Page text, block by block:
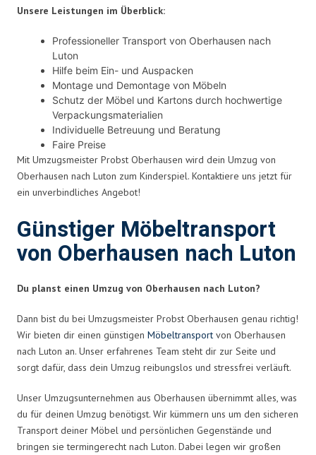
Unsere Leistungen im Überblick:
Professioneller Transport von Oberhausen nach
Luton
Hilfe beim Ein- und Auspacken
Montage und Demontage von Möbeln
Schutz der Möbel und Kartons durch hochwertige
Verpackungsmaterialien
Individuelle Betreuung und Beratung
Faire Preise
Mit Umzugsmeister Probst Oberhausen wird dein Umzug von
Oberhausen nach Luton zum Kinderspiel. Kontaktiere uns jetzt für
ein unverbindliches Angebot!
Günstiger Möbeltransport
von Oberhausen nach Luton
Du planst einen Umzug von Oberhausen nach Luton?
Dann bist du bei Umzugsmeister Probst Oberhausen genau richtig!
Wir bieten dir einen günstigen Möbeltransport von Oberhausen
nach Luton an. Unser erfahrenes Team steht dir zur Seite und
sorgt dafür, dass dein Umzug reibungslos und stressfrei verläuft.
Unser Umzugsunternehmen aus Oberhausen übernimmt alles, was
du für deinen Umzug benötigst. Wir kümmern uns um den sicheren
Transport deiner Möbel und persönlichen Gegenstände und
bringen sie termingerecht nach Luton. Dabei legen wir großen